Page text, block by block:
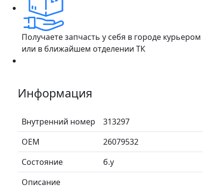
Получаете запчасть у себя в городе курьером
или в ближайшем отделении ТК
Информация
Внутренний номер
313297
ОЕМ
26079532
Состояние
б.у
Описание